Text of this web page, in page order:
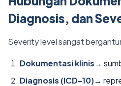
Diagnosis, dan
Severity level sangat
Dokumentasi klinis→
Diagnosis (ICD-10)→